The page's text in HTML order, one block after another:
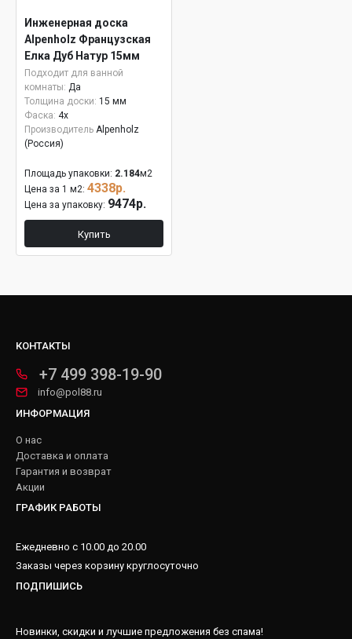
Инженерная доска
Alpenholz Французская
Елка Дуб Натур 15мм
Подходит для ванной
комнаты: Да
Толщина доски: 15 мм
Фаска: 4x
Производитель Alpenholz
(Россия)
Площадь упаковки: 2.184м2
Цена за 1 м2: 4338р.
Цена за упаковку: 9474р.
Купить
КОНТАКТЫ
+7 499 398-19-90
info@pol88.ru
ИНФОРМАЦИЯ
О нас
Доставка и оплата
Гарантия и возврат
Акции
ГРАФИК РАБОТЫ
Ежедневно с 10.00 до 20.00
Заказы через корзину круглосуточно
ПОДПИШИСЬ
Новинки, скидки и лучшие предложения без спама!